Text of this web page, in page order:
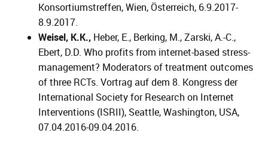
Konsortiumstreffen, Wien, Österreich, 6.9.2017-
8.9.2017.
Weisel, K.K., Heber, E., Berking, M., Zarski, A.-C.,
Ebert, D.D. Who profits from internet-based stress-
management? Moderators of treatment outcomes
of three RCTs. Vortrag auf dem 8. Kongress der
International Society for Research on Internet
Interventions (ISRII), Seattle, Washington, USA,
07.04.2016-09.04.2016.